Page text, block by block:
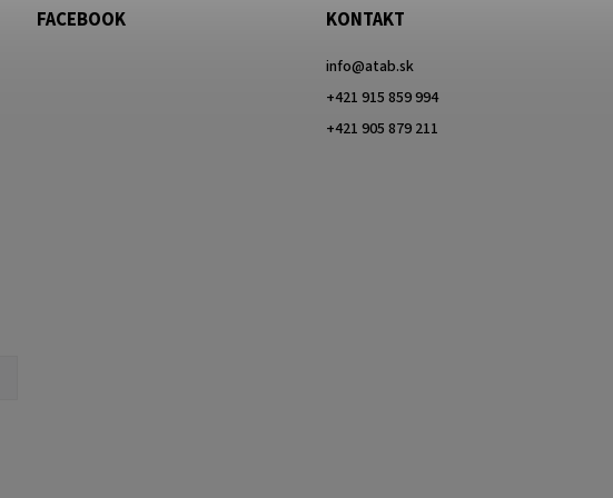
FACEBOOK KONTAKT
info@atab.sk
+421 915 859 994
+421 905 879 211